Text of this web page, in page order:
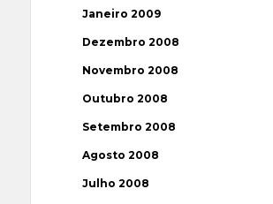
Janeiro 2009
Dezembro 2008
Novembro 2008
Outubro 2008
Setembro 2008
Agosto 2008
Julho 2008